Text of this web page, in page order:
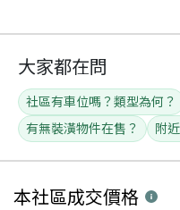
大家都在問
社區有車位嗎？類型為何？
有無裝潢物件在售？
附
本社區成交價格